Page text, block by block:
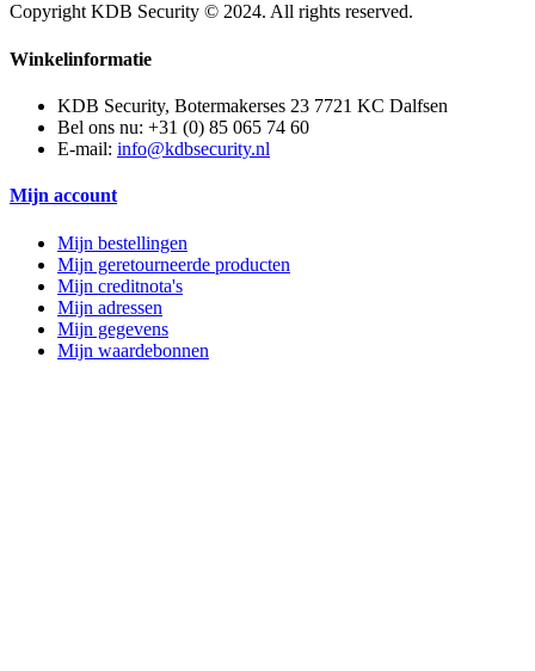
Copyright KDB Security © 2024. All rights reserved.
Winkelinformatie
KDB Security, Botermakerses 23 7721 KC Dalfsen
Bel ons nu: +31 (0) 85 065 74 60
E-mail: info@kdbsecurity.nl
Mijn account
Mijn bestellingen
Mijn geretourneerde producten
Mijn creditnota's
Mijn adressen
Mijn gegevens
Mijn waardebonnen